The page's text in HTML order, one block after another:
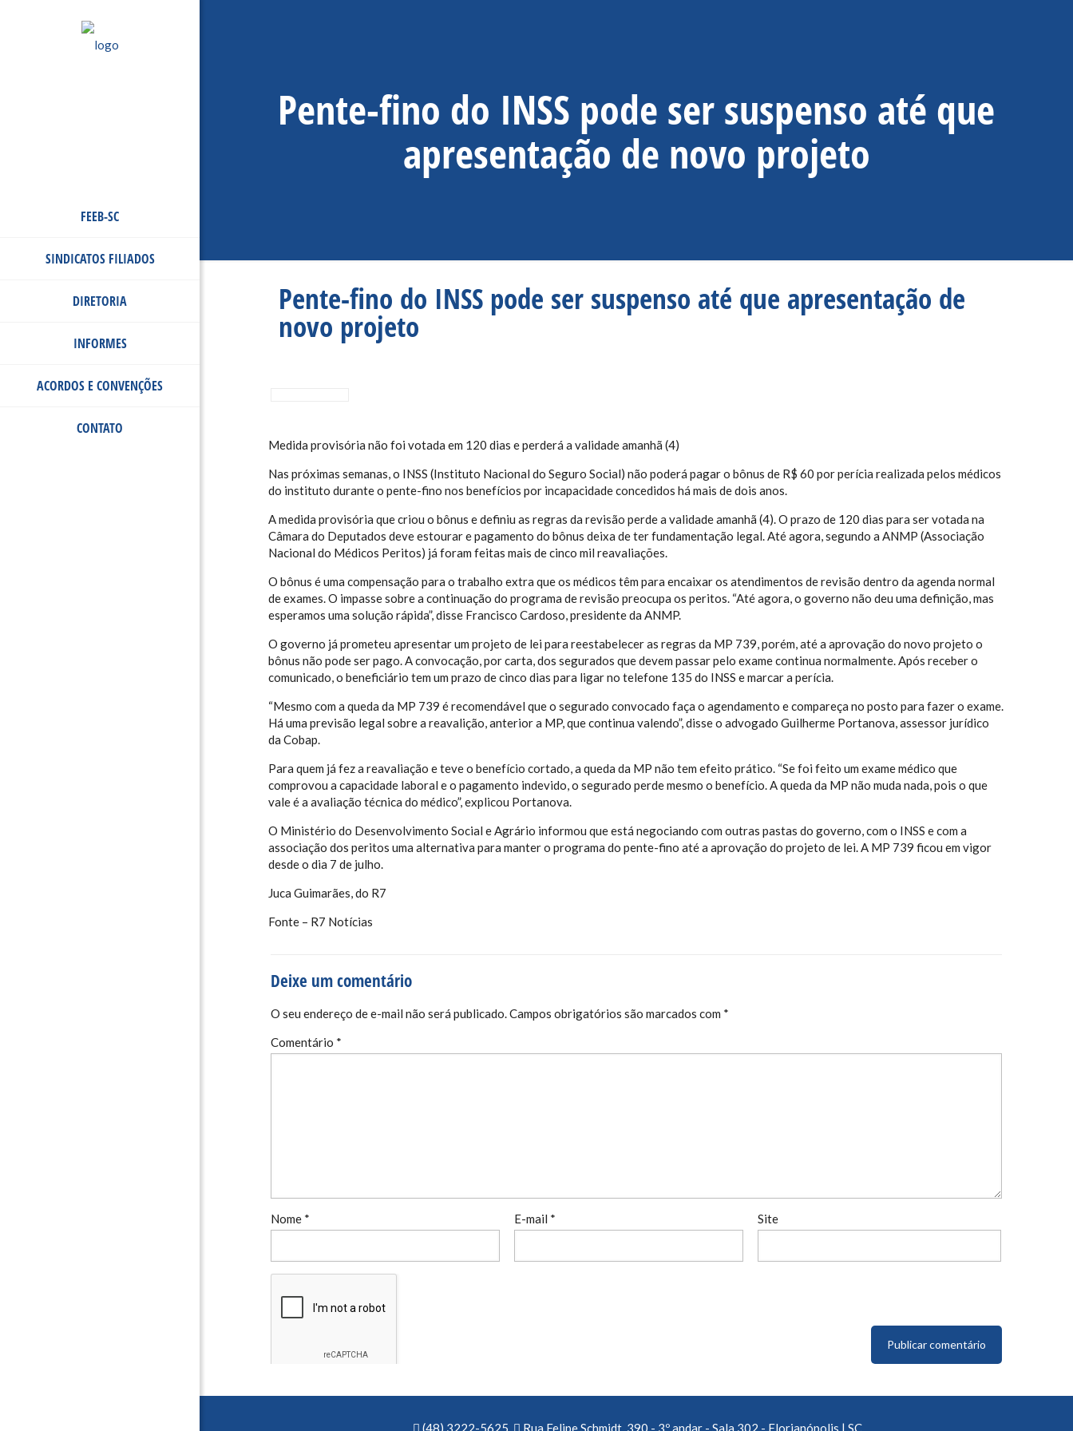
FEEB-SC
SINDICATOS FILIADOS
DIRETORIA
INFORMES
ACORDOS E CONVENÇÕES
CONTATO
Pente-fino do INSS pode ser suspenso até que
apresentação de novo projeto
Pente-fino do INSS pode ser suspenso até que apresentação de
novo projeto
Medida provisória não foi votada em 120 dias e perderá a validade amanhã (4)
Nas próximas semanas, o INSS (Instituto Nacional do Seguro Social) não poderá pagar o bônus de R$ 60 por perícia realizada pelos médicos
do instituto durante o pente-fino nos benefícios por incapacidade concedidos há mais de dois anos.
A medida provisória que criou o bônus e definiu as regras da revisão perde a validade amanhã (4). O prazo de 120 dias para ser votada na
Câmara do Deputados deve estourar e pagamento do bônus deixa de ter fundamentação legal. Até agora, segundo a ANMP (Associação
Nacional do Médicos Peritos) já foram feitas mais de cinco mil reavaliações.
O bônus é uma compensação para o trabalho extra que os médicos têm para encaixar os atendimentos de revisão dentro da agenda normal
de exames. O impasse sobre a continuação do programa de revisão preocupa os peritos. “Até agora, o governo não deu uma definição, mas
esperamos uma solução rápida”, disse Francisco Cardoso, presidente da ANMP.
O governo já prometeu apresentar um projeto de lei para reestabelecer as regras da MP 739, porém, até a aprovação do novo projeto o
bônus não pode ser pago. A convocação, por carta, dos segurados que devem passar pelo exame continua normalmente. Após receber o
comunicado, o beneficiário tem um prazo de cinco dias para ligar no telefone 135 do INSS e marcar a perícia.
“Mesmo com a queda da MP 739 é recomendável que o segurado convocado faça o agendamento e compareça no posto para fazer o exame.
Há uma previsão legal sobre a reavalição, anterior a MP, que continua valendo”, disse o advogado Guilherme Portanova, assessor jurídico
da Cobap.
Para quem já fez a reavaliação e teve o benefício cortado, a queda da MP não tem efeito prático. “Se foi feito um exame médico que
comprovou a capacidade laboral e o pagamento indevido, o segurado perde mesmo o benefício. A queda da MP não muda nada, pois o que
vale é a avaliação técnica do médico”, explicou Portanova.
O Ministério do Desenvolvimento Social e Agrário informou que está negociando com outras pastas do governo, com o INSS e com a
associação dos peritos uma alternativa para manter o programa do pente-fino até a aprovação do projeto de lei. A MP 739 ficou em vigor
desde o dia 7 de julho.
Juca Guimarães, do R7
Fonte – R7 Notícias
Deixe um comentário
O seu endereço de e-mail não será publicado.Campos obrigatórios são marcados com *
Comentário *
Nome * E-mail * Site
(48) 3222-5625 Rua Felipe Schmidt, 390 - 3º andar - Sala 302 - Florianópolis | SC